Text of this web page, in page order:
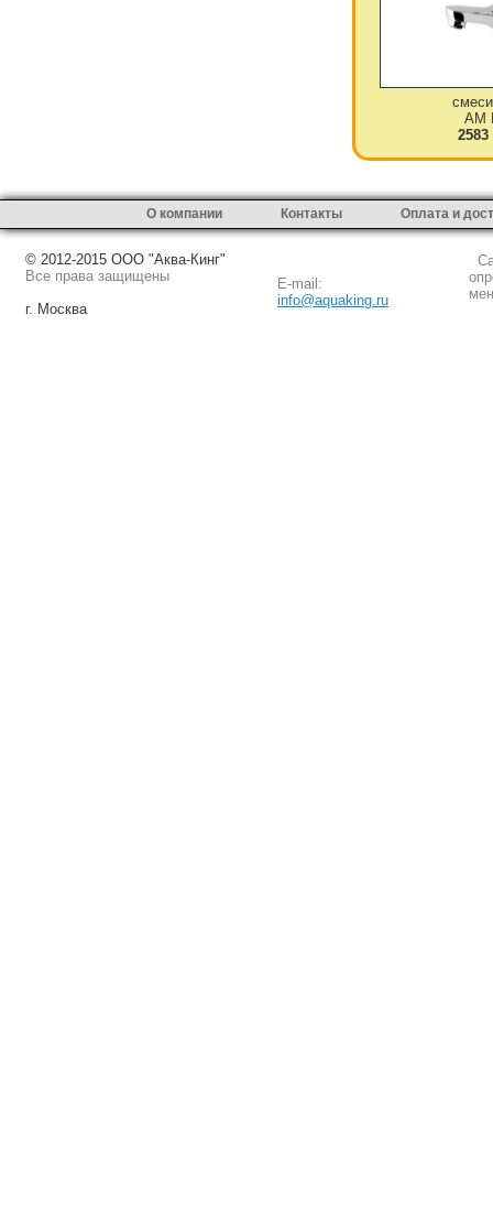
AM
2583
О компании Контакты Оплата и
© 2012-2015 ООО "Аква-Кинг"
Все права защищены
г. Москва
E-mail:
info@aquaking.ru